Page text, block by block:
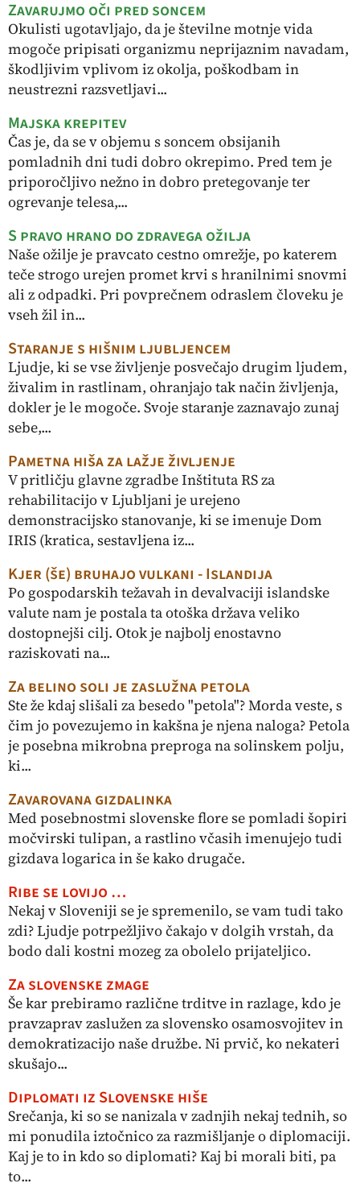
Zavarujmo oči pred soncem
Okulisti ugotavljajo, da je številne motnje vida
mogoče pripisati organizmu neprijaznim navadam,
škodljivim vplivom iz okolja, poškodbam in
neustrezni razsvetljavi...
Majska krepitev
Čas je, da se v objemu s soncem obsijanih
pomladnih dni tudi dobro okrepimo. Pred tem je
priporočljivo nežno in dobro pretegovanje ter
ogrevanje telesa,...
S pravo hrano do zdravega ožilja
Naše ožilje je pravcato cestno omrežje, po katerem
teče strogo urejen promet krvi s hranilnimi snovmi
ali z odpadki. Pri povprečnem odraslem človeku je
vseh žil in...
Staranje s hišnim ljubljencem
Ljudje, ki se vse življenje posvečajo drugim ljudem,
živalim in rastlinam, ohranjajo tak način življenja,
dokler je le mogoče. Svoje staranje zaznavajo zunaj
sebe,...
Pametna hiša za lažje življenje
V pritličju glavne zgradbe Inštituta RS za
rehabilitacijo v Ljubljani je urejeno
demonstracijsko stanovanje, ki se imenuje Dom
IRIS (kratica, sestavljena iz...
Kjer (še) bruhajo vulkani - Islandija
Po gospodarskih težavah in devalvaciji islandske
valute nam je postala ta otoška država veliko
dostopnejši cilj. Otok je najbolj enostavno
raziskovati na...
Za belino soli je zaslužna petola
Ste že kdaj slišali za besedo "petola"? Morda veste, s
čim jo povezujemo in kakšna je njena naloga? Petola
je posebna mikrobna preproga na solinskem polju,
ki...
Zavarovana gizdalinka
Med posebnostmi slovenske flore se pomladi šopiri
močvirski tulipan, a rastlino včasih imenujejo tudi
gizdava logarica in še kako drugače.
Ribe se lovijo …
Nekaj v Sloveniji se je spremenilo, se vam tudi tako
zdi? Ljudje potrpežljivo čakajo v dolgih vrstah, da
bodo dali kostni mozeg za obolelo prijateljico.
Za slovenske zmage
Še kar prebiramo različne trditve in razlage, kdo je
pravzaprav zaslužen za slovensko osamosvojitev in
demokratizacijo naše družbe. Ni prvič, ko nekateri
skušajo...
Diplomati iz Slovenske hiše
Srečanja, ki so se nanizala v zadnjih nekaj tednih, so
mi ponudila iztočnico za razmišljanje o diplomaciji.
Kaj je to in kdo so diplomati? Kaj bi morali biti, pa
to...